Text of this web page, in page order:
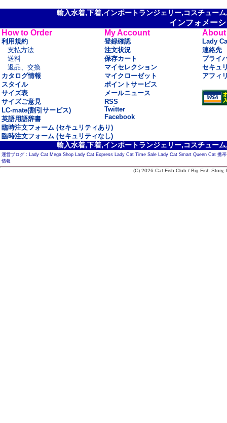
輸入水着,下着,インポートランジェリー,コスチュー
インフォメー
How to Order
利用規約
支払方法
送料
返品、交換
カタログ情報
スタイル
サイズ表
サイズご意見
LC-mate(割引サービス)
英語用語辞書
My Account
登録確認
注文状況
保存カート
マイセレクション
マイクローゼット
ポイントサービス
メールニュース
RSS
Twitter
Facebook
About
Lady
連絡先
プライ
セキュ
アフィ
臨時注文フォーム (セキュリティあり)
臨時注文フォーム (セキュリティなし)
輸入水着,下着,インポートランジェリー,コスチュー
運営ブログ : Lady Cat Mega Shop Lady Cat Express Lady Cat Time Sale Lady Cat Smart Queen Cat 携
情報
(C) 2026 Cat Fish Club / Big Fish Story,